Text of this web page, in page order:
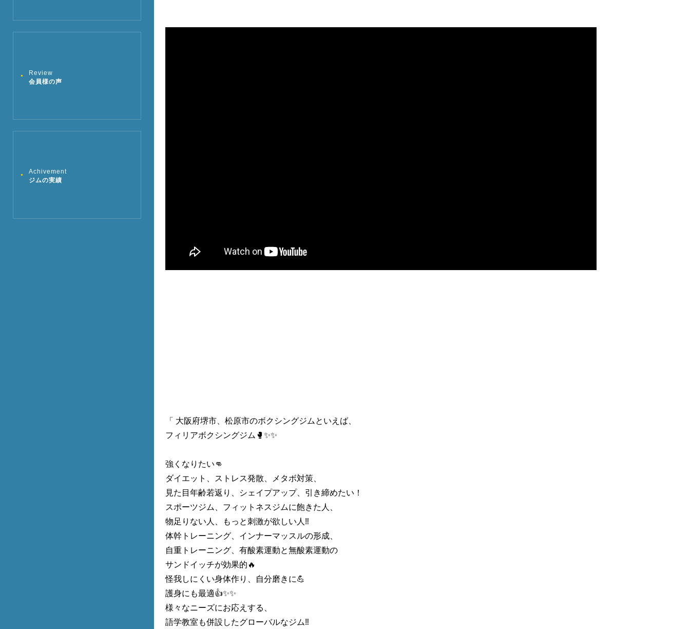
Review
会員様の声
Achivement
ジムの実績
「 大阪府堺市、松原市のボクシングジムといえば、
フィリアボクシングジム🥊✨✨
強くなりたい👊
ダイエット、ストレス発散、メタボ対策、
見た目年齢若返り、シェイプアップ、引き締めたい！
スポーツジム、フィットネスジムに飽きた人、
物足りない人、もっと刺激が欲しい人‼️
体幹トレーニング、インナーマッスルの形成、
自重トレーニング、有酸素運動と無酸素運動の
サンドイッチが効果的🔥
怪我しにくい身体作り、自分磨きに💪
護身にも最適👍✨✨
様々なニーズにお応えする、
語学教室も併設したグローバルなジム‼